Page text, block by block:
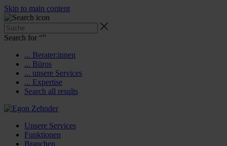
Skip to main content
Search for “”
... Berater:innen
... Büros
... unsere Services
... Expertise
Search all results
Unsere Services
Funktionen
Branchen